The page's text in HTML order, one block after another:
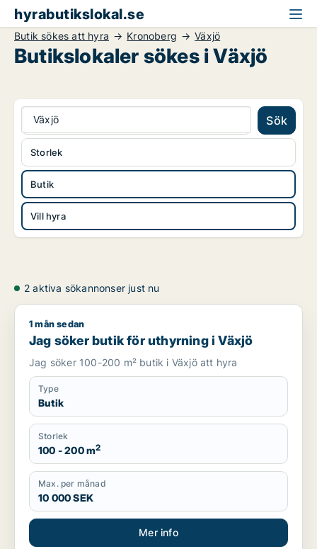
hyrabutikslokal.se
Butik sökes att hyra Kronoberg Växjö
Butikslokaler sökes i Växjö
Växjö Sök
Butik
Vill hyra
Storlek
2 aktiva sökannonser just nu
Jag söker butik för uthyrning i Växjö
1 mån sedan
Jag söker butik för uthyrning i Växjö
Jag söker 100-200 m² butik i Växjö att hyra
Type
Butik
Storlek
100 - 200 m2
Max. per månad
10 000 SEK
Mer info